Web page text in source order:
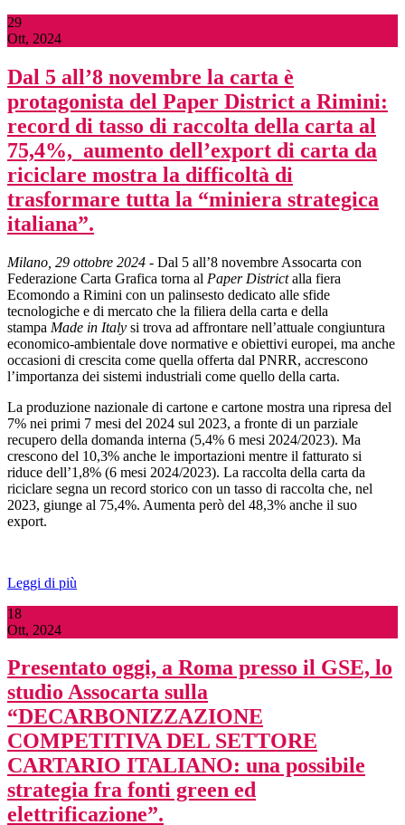
29
Ott, 2024
Dal 5 all’8 novembre la carta è
protagonista del Paper District a Rimini:
record di tasso di raccolta della carta al
75,4%, aumento dell’export di carta da
riciclare mostra la difficoltà di
trasformare tutta la “miniera strategica
italiana”.
Milano, 29 ottobre 2024 - Dal 5 all’8 novembre Assocarta con
Federazione Carta Grafica torna al Paper Districtalla fiera
Ecomondo a Rimini con un palinsesto dedicato alle sfide
tecnologiche e di mercato che la filiera della carta e della
stampa Made in Italy si trova ad affrontare nell’attuale congiuntura
economico-ambientale dove normative e obiettivi europei, ma anche
occasioni di crescita come quella offerta dal PNRR, accrescono
l’importanza dei sistemi industriali come quello della carta.
La produzione nazionale di cartone e cartone mostra una ripresa del
7% nei primi 7 mesi del 2024 sul 2023, a fronte di un parziale
recupero della domanda interna (5,4% 6 mesi 2024/2023). Ma
crescono del 10,3% anche le importazioni mentre il fatturato si
riduce dell’1,8% (6 mesi 2024/2023). La raccolta della carta da
riciclare segna un record storico con un tasso di raccolta che, nel
2023, giunge al 75,4%. Aumenta però del 48,3% anche il suo
export.
Leggi di più
18
Ott, 2024
Presentato oggi, a Roma presso il GSE, lo
studio Assocarta sulla
“DECARBONIZZAZIONE
COMPETITIVA DEL SETTORE
CARTARIO ITALIANO: una possibile
strategia fra fonti green ed
elettrificazione”.